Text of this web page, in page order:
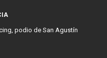
podio de San Agustín